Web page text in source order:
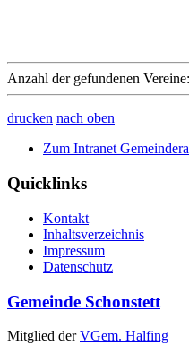
Anzahl der gefundenen
drucken nach oben
Zum Intranet
Quicklinks
Kontakt
Inhaltsverzeichnis
Impressum
Datenschutz
Gemeinde Schonstett
Mitglied derVGem. Halfing